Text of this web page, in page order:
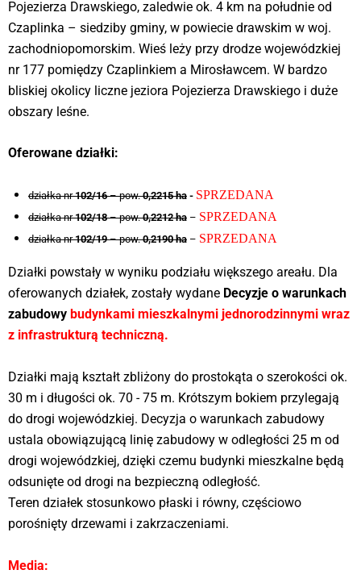
Pojezierza Drawskiego, zaledwie ok. 4 km na południe od
Czaplinka – siedziby gminy, w powiecie drawskim w woj.
zachodniopomorskim. Wieś leży przy drodze wojewódzkiej
nr 177 pomiędzy Czaplinkiem a Mirosławcem. W bardzo
bliskiej okolicy liczne jeziora Pojezierza Drawskiego i duże
obszary leśne.
Oferowane działki:
działka nr102/16– pow.0,2215 ha - SPRZEDANA
działka nr102/18– pow.0,2212 ha – SPRZEDANA
działka nr102/19– pow.0,2190 ha – SPRZEDANA
Działki powstały w wyniku podziału większego areału. Dla
oferowanych działek, zostały wydane Decyzje o warunkach
zabudowy budynkami mieszkalnymi jednorodzinnymi wraz
z infrastrukturą techniczną.
Działki mają kształt zbliżony do prostokąta o szerokości ok.
30 m i długości ok. 70 - 75 m. Krótszym bokiem przylegają
do drogi wojewódzkiej. Decyzja o warunkach zabudowy
ustala obowiązującą linię zabudowy w odległości 25 m od
drogi wojewódzkiej, dzięki czemu budynki mieszkalne będą
odsunięte od drogi na bezpieczną odległość.
Teren działek stosunkowo płaski i równy, częściowo
porośnięty drzewami i zakrzaczeniami.
Media: